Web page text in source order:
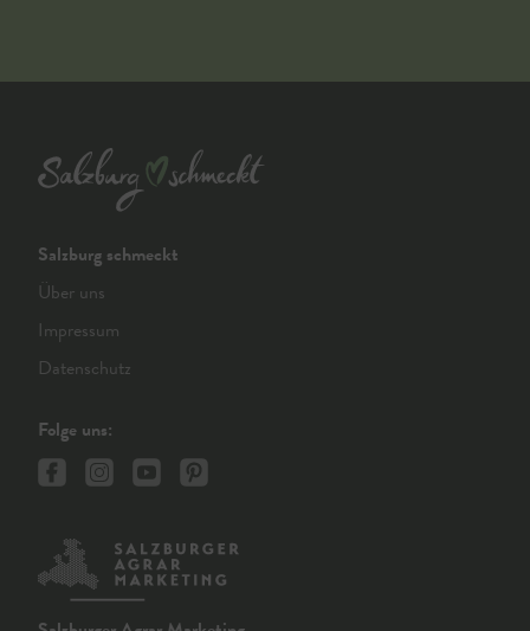
Salzburg schmeckt
Über uns
Impressum
Datenschutz
Folge uns: